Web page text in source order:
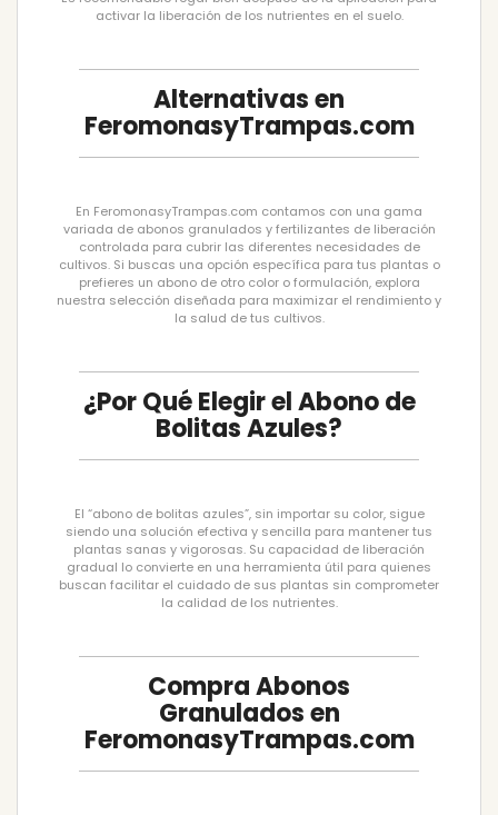
activar la liberación de los nutrientes en el suelo.
Alternativas en
FeromonasyTrampas.com
En FeromonasyTrampas.com contamos con una gama
variada de abonos granulados y fertilizantes de liberación
controlada para cubrir las diferentes necesidades de
cultivos. Si buscas una opción específica para tus plantas o
prefieres un abono de otro color o formulación, explora
nuestra selección diseñada para maximizar el rendimiento y
la salud de tus cultivos.
¿Por Qué Elegir el Abono de
Bolitas Azules?
El “abono de bolitas azules”, sin importar su color, sigue
siendo una solución efectiva y sencilla para mantener tus
plantas sanas y vigorosas. Su capacidad de liberación
gradual lo convierte en una herramienta útil para quienes
buscan facilitar el cuidado de sus plantas sin comprometer
la calidad de los nutrientes.
Compra Abonos
Granulados en
FeromonasyTrampas.com